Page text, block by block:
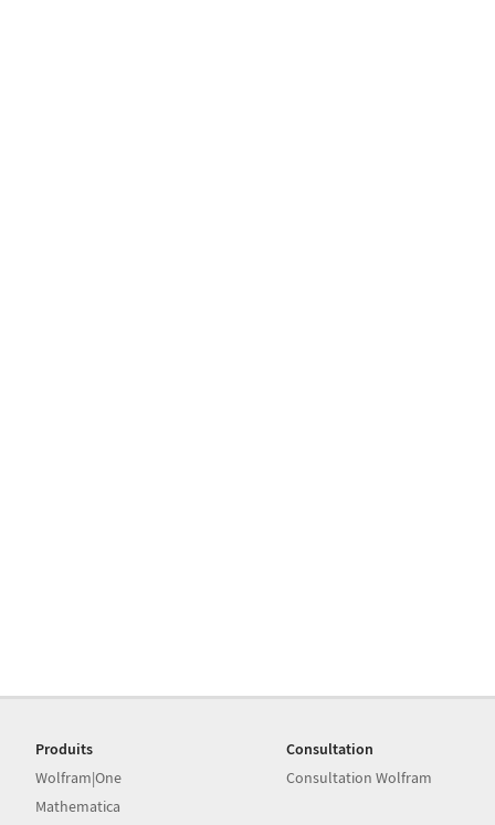
Produits
Wolfram|One
Mathematica
Consultation
Consultation Wolfram